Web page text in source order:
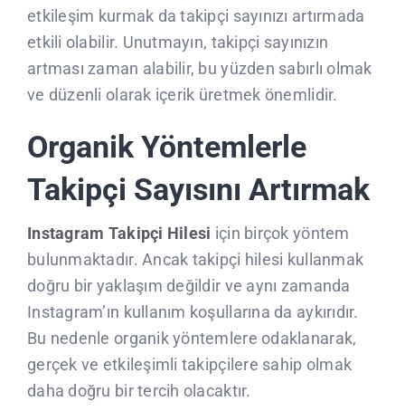
etkileşim kurmak da takipçi sayınızı artırmada
etkili olabilir. Unutmayın, takipçi sayınızın
artması zaman alabilir, bu yüzden sabırlı olmak
ve düzenli olarak içerik üretmek önemlidir.
Organik Yöntemlerle
Takipçi Sayısını Artırmak
Instagram Takipçi Hilesi için birçok yöntem
bulunmaktadır. Ancak takipçi hilesi kullanmak
doğru bir yaklaşım değildir ve aynı zamanda
Instagram’ın kullanım koşullarına da aykırıdır.
Bu nedenle organik yöntemlere odaklanarak,
gerçek ve etkileşimli takipçilere sahip olmak
daha doğru bir tercih olacaktır.